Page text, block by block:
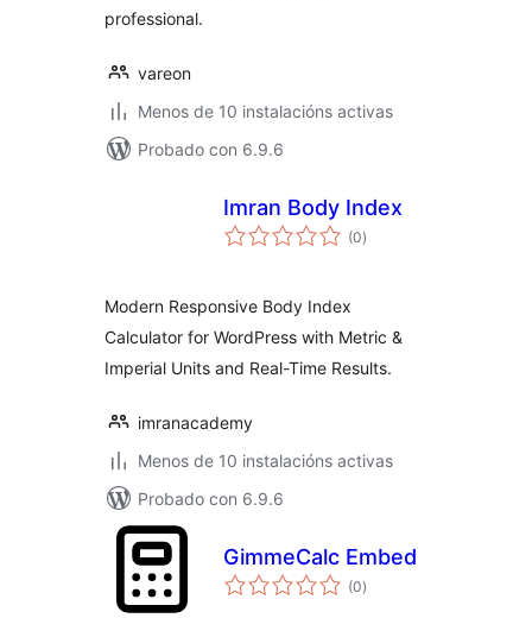
professional.
vareon
Menos de 10 instalacións activas
Probado con 6.9.6
Imran Body Index
(0valoracións
totais
)
Modern Responsive Body Index
Calculator for WordPress with Metric &
Imperial Units and Real-Time Results.
imranacademy
Menos de 10 instalacións activas
Probado con 6.9.6
GimmeCalc Embed
(0valoracións
totais
)